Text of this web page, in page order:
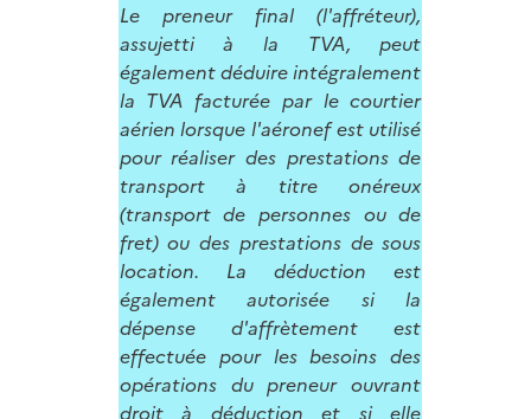
Le preneur final (l'affréteur),
assujetti à la TVA, peut
également déduire intégralement
la TVA facturée par le courtier
aérien lorsque l'aéronef est utilisé
pour réaliser des prestations de
transport à titre onéreux
(transport de personnes ou de
fret) ou des prestations de sous
location. La déduction est
également autorisée si la
dépense d'affrètement est
effectuée pour les besoins des
opérations du preneur ouvrant
droit à déduction et si elle